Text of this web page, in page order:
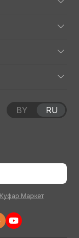
Маркет
BY RU